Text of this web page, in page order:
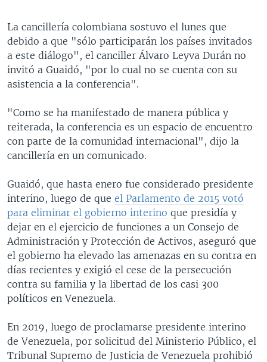
La cancillería colombiana sostuvo el lunes que
debido a que "sólo participarán los países invitados
a este diálogo", el canciller Álvaro Leyva Durán no
invitó a Guaidó, "por lo cual no se cuenta con su
asistencia a la conferencia".
"Como se ha manifestado de manera pública y
reiterada, la conferencia es un espacio de encuentro
con parte de la comunidad internacional", dijo la
cancillería en un comunicado.
Guaidó, que hasta enero fue considerado presidente
interino, luego de que el Parlamento de 2015 votó
para eliminar el gobierno interino que presidía y
dejar en el ejercicio de funciones a un Consejo de
Administración y Protección de Activos, aseguró que
el gobierno ha elevado las amenazas en su contra en
días recientes y exigió el cese de la persecución
contra su familia y la libertad de los casi 300
políticos en Venezuela.
En 2019, luego de proclamarse presidente interino
de Venezuela, por solicitud del Ministerio Público, el
Tribunal Supremo de Justicia de Venezuela prohibió